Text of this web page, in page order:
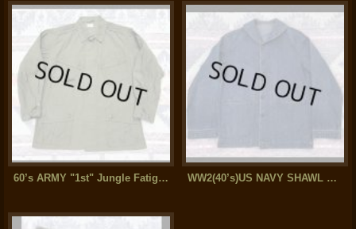
60’s ARMY "1st" Jungle Fatigue Jacket (M-S) Excellent! WW2(40’s)US NAVY SHAWL COLLAR DENIM JACKET チェンジボタン